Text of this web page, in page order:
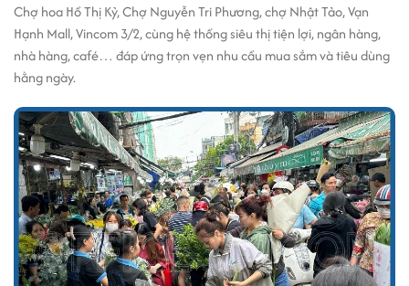
Chợ hoa Hồ Thị Kỷ, Chợ Nguyễn Tri Phương, chợ Nhật Tảo, Vạn
Hạnh Mall, Vincom 3/2, cùng hệ thống siêu thị tiện lợi, ngân hàng,
nhà hàng, café… đáp ứng trọn vẹn nhu cầu mua sắm và tiêu dùng
hằng ngày.